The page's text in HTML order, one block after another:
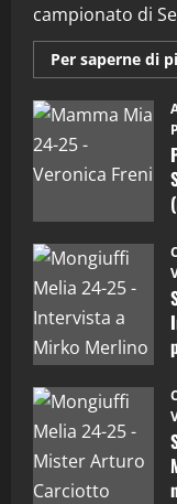
campionato di
Per saperne di
2
3
5